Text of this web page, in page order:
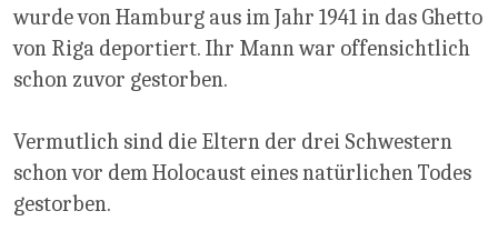
wurde von Hamburg aus im Jahr 1941 in das Ghetto
von Riga deportiert. Ihr Mann war offensichtlich
schon zuvor gestorben.
Vermutlich sind die Eltern der drei Schwestern
schon vor dem Holocaust eines natürlichen Todes
gestorben.